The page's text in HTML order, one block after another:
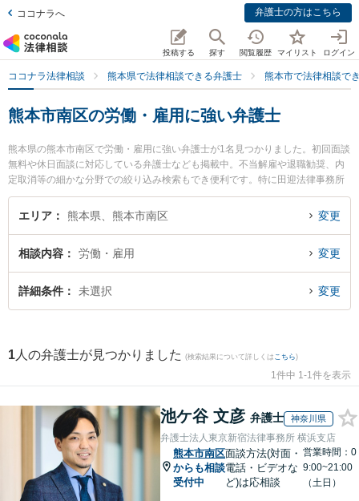
ココナラへ 弁護士の方はこちら
投稿する 探す 閲覧履歴 マイリスト ログイン
ココナラ法律相談 熊本県で法律相談できる弁護士 熊本市で法律相談で
熊本市南区の労働・雇用に強い弁護士
熊本県の熊本市南区で労働・雇用に強い弁護士が1名見つかりました。初回面談
無料や休日面談に対応している弁護士なども掲載中。不当解雇や退職勧奨、内
定取消等の細かな分野での絞り込み検索もでき便利です。特に田迎法律事務所
の髙瀬 真哉弁護士のプロフィール情報や弁護士費用、強みなどが注目されてい
ます。『熊本市南区で土日や夜間に発生した労働・雇用のトラブルを今すぐに
弁護士に相談予約したい』などでお困りの相談者さんにおすすめです。
エリア 熊本県、熊本市南区 変更
相談内容 労働・雇用 変更
詳細条件 未選択 変更
1 人の弁護士が見つかりました (検索結果について詳しくは こちら)
1件中 1-1件を表示
池ケ谷 文彦 弁護士 神奈川県
弁護士法人東京新宿法律事務所 横浜支店
熊本市南区
からも相談
受付中
面談方法(対面・
電話・ビデオな
ど)は応相談
営業時間：0
9:00~21:00
（土日）